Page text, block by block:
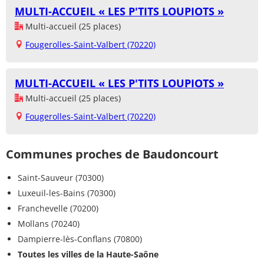
MULTI-ACCUEIL « LES P'TITS LOUPIOTS »
Multi-accueil (25 places)
Fougerolles-Saint-Valbert (70220)
MULTI-ACCUEIL « LES P'TITS LOUPIOTS »
Multi-accueil (25 places)
Fougerolles-Saint-Valbert (70220)
Communes proches de Baudoncourt
Saint-Sauveur (70300)
Luxeuil-les-Bains (70300)
Franchevelle (70200)
Mollans (70240)
Dampierre-lès-Conflans (70800)
Toutes les villes de la Haute-Saône